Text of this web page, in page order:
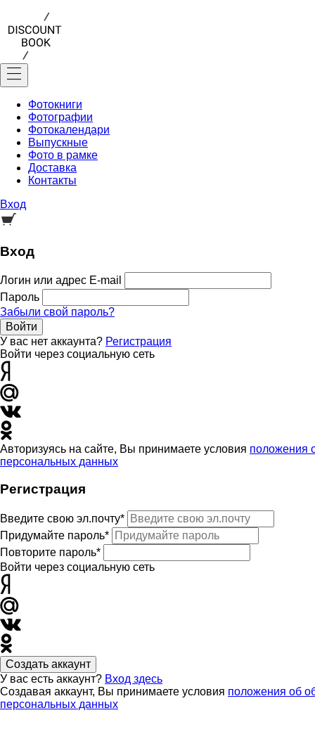
Фотокниги
Фотографии
Фотокалендари
Выпускные
Фото в рамке
Доставка
Контакты
Вход
Вход
Логин или адрес E-mail
Пароль
Забыли свой пароль?
Войти
У вас нет аккаунта? Регистрация
Войти через социальную сеть
Авторизуясь на сайте, Вы принимаете условия положения
персональных данных
Регистрация
Введите свою эл.почту*
Придумайте пароль*
Повторите пароль*
Войти через социальную сеть
Создать аккаунт
У вас есть аккаунт? Вход здесь
Создавая аккаунт, Вы принимаете условия положения об
персональных данных